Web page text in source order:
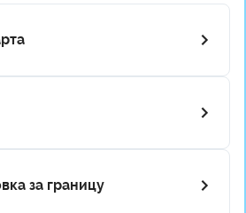
за границу